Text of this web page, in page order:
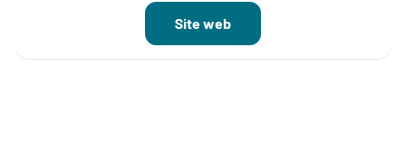
Site web